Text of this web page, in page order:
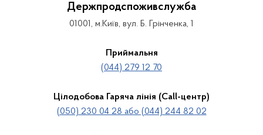
Держпродспоживслужба
01001, м.Київ, вул. Б. Грінченка, 1
Приймальня
(044) 279 12 70
Цілодобова Гаряча лінія (Call-центр)
(050) 230 04 28 або (044) 244 82 02